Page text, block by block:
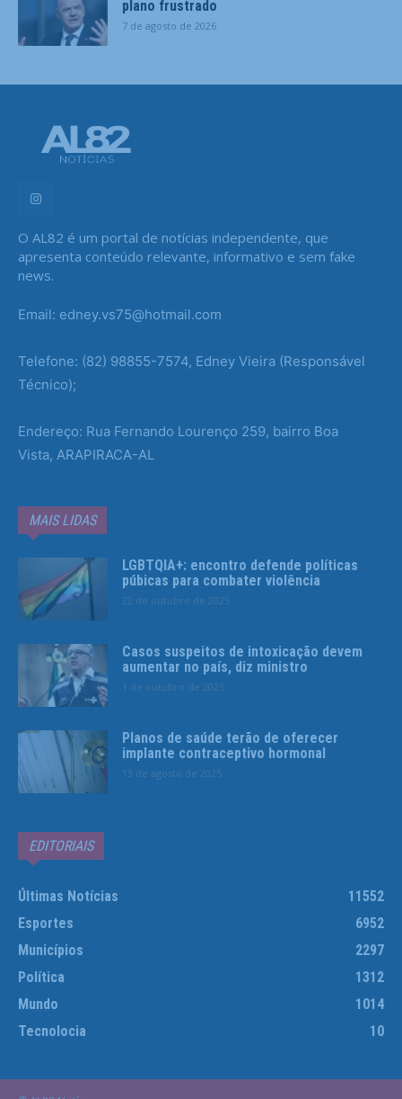
plano frustrado
7 de agosto de 2026
O AL82 é um portal de notícias independente, que
apresenta conteúdo relevante, informativo e sem fake
news.
Email: edney.vs75@hotmail.com
Telefone: (82) 98855-7574, Edney Vieira (Responsável
Técnico);
Endereço: Rua Fernando Lourenço 259, bairro Boa
Vista, ARAPIRACA-AL
MAIS LIDAS
LGBTQIA+: encontro defende políticas
púbicas para combater violência
22 de outubro de 2025
Casos suspeitos de intoxicação devem
aumentar no país, diz ministro
1 de outubro de 2025
Planos de saúde terão de oferecer
implante contraceptivo hormonal
13 de agosto de 2025
EDITORIAIS
Últimas Notícias
11552
Esportes
6952
Municípios
2297
Política
1312
Mundo
1014
Tecnolocia
10